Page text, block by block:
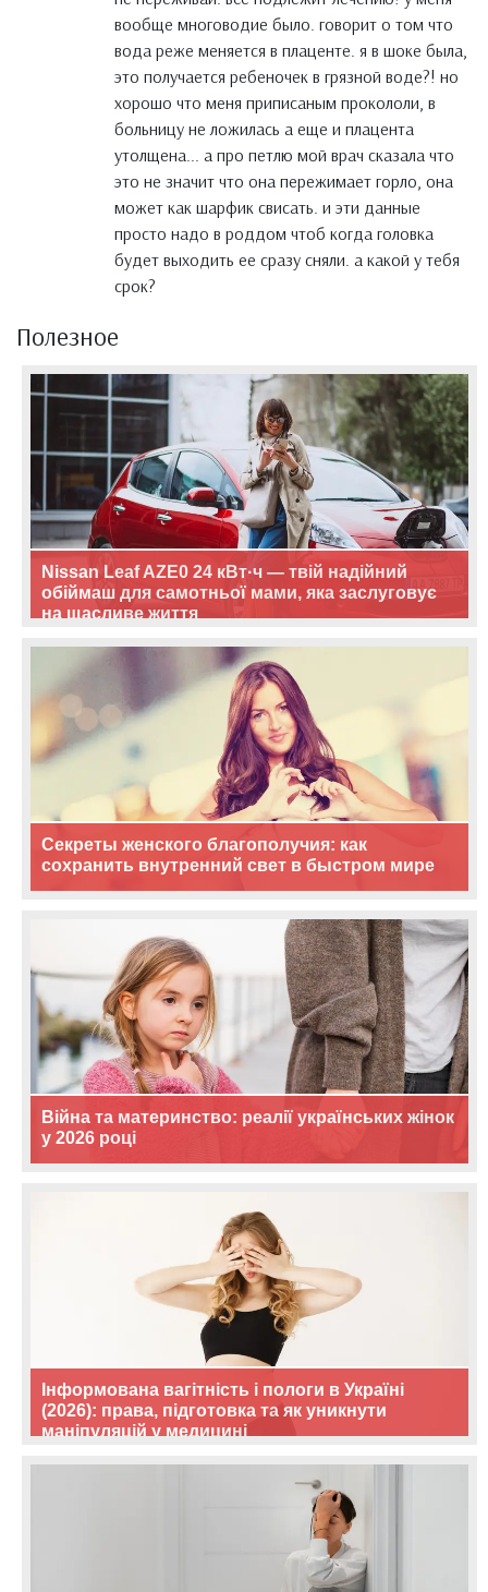
вообще многоводие было. говорит о том что
вода реже меняется в плаценте. я в шоке была,
это получается ребеночек в грязной воде?! но
хорошо что меня приписаным прокололи, в
больницу не ложилась а еще и плацента
утолщена... а про петлю мой врач сказала что
это не значит что она пережимает горло, она
может как шарфик свисать. и эти данные
просто надо в роддом чтоб когда головка
будет выходить ее сразу сняли. а какой у тебя
срок?
Полезное
Nissan Leaf AZE0 24 кВт·ч — твій надійний
обіймаш для самотньої мами, яка заслуговує
на щасливе життя
Секреты женского благополучия: как
сохранить внутренний свет в быстром мире
Війна та материнство: реалії українських жінок
у 2026 році
Інформована вагітність і пологи в Україні
(2026): права, підготовка та як уникнути
маніпуляцій у медицині